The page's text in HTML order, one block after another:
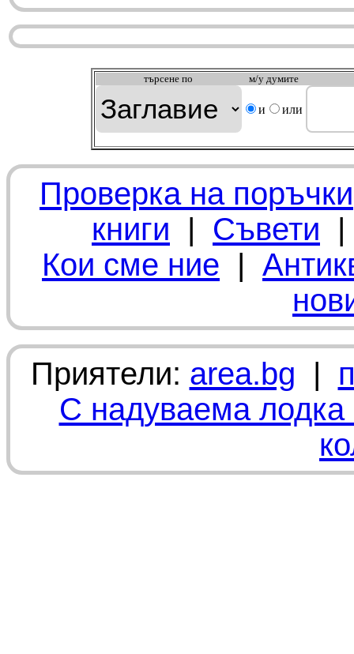
търсeне по м/у думите
и или
Проверка на поръчки
книги | Съвети
Кои сме ние |
Приятели: area.bg |
С надуваема лодка